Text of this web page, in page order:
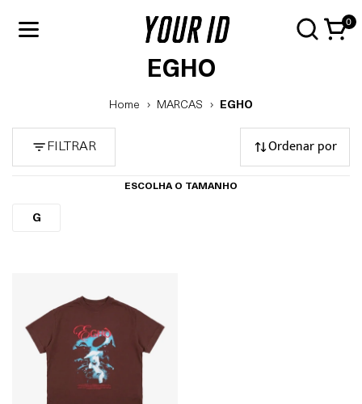
0
EGHO
Home MARCAS EGHO
FILTRAR Ordenar por
ESCOLHA O TAMANHO
G